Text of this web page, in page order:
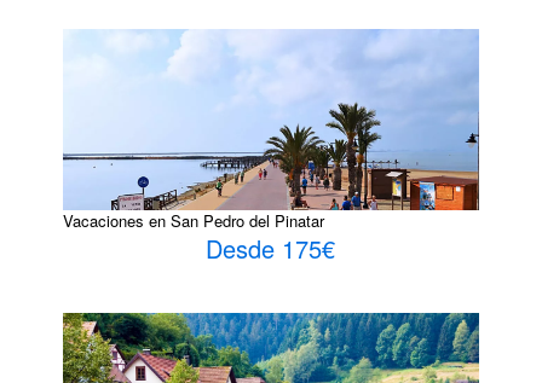
Vacaciones en San Pedro del Pinatar
Desde 175€